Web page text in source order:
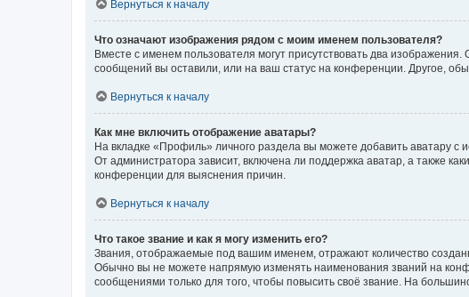
Вернуться к началу
Что означают изображения рядом с моим именем пользователя?
Вместе с именем пользователя могут присутствовать два
сообщений вы оставили, или на ваш статус на конференции. Другое,
Вернуться к началу
Как мне включить отображение аватары?
На вкладке «Профиль» личного раздела вы можете добавить аватару с
От администратора зависит, включена ли поддержка аватар, а также
конференции для выяснения причин.
Вернуться к началу
Что такое звание и как я могу изменить его?
Звания, отображаемые под вашим именем, отражают количество
Обычно вы не можете напрямую изменять наименования званий на
сообщениями только для того, чтобы повысить своё звание. На